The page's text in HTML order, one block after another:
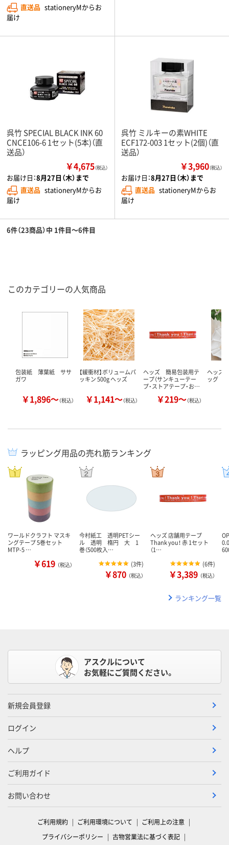
直送品 stationeryMからお
届け
呉竹 SPECIAL BLACK INK 60
CNCE106-6 1セット(5本)（直
送品）
￥4,675（税込）
お届け日：8月27日（木）まで
直送品 stationeryMからお
届け
呉竹 ミルキーの素WHITE
ECF172-003 1セット(2個)（直
送品）
￥3,960（税込）
お届け日：8月27日（木）まで
直送品 stationeryMからお
届け
6件（23商品）中 1件目～6件目
このカテゴリーの人気商品
包装紙 薄葉紙 ササ
ガワ
￥1,896～（税込）
【緩衝材】ボリュームパ
ッキン 500g ヘッズ
￥1,141～（税込）
ヘッズ 簡易包装用テ
ープ（サンキューテー
プ・ストアテープ・お…
￥219～（税込）
ヘッズ
ッグ
ラッピング用品の売れ筋ランキング
ワールドクラフト マスキ
ングテープ 5巻セット
MTP-5 …
￥619 （税込）
今村紙工 透明PETシー
ル 透明 楕円 大 1
巻（500枚入…
(3件)
￥870 （税込）
ヘッズ 店舗用テープ
Thank you！ 赤 1セット
（1…
(6件)
￥3,389 （税込）
ランキング一覧
アスクルについて
お気軽にご質問ください。
新規会員登録
ログイン
ヘルプ
ご利用ガイド
お問い合わせ
ご利用規約 ご利用環境について
ご利用上の注意
プライバシーポリシー
古物営業法に基づく表記